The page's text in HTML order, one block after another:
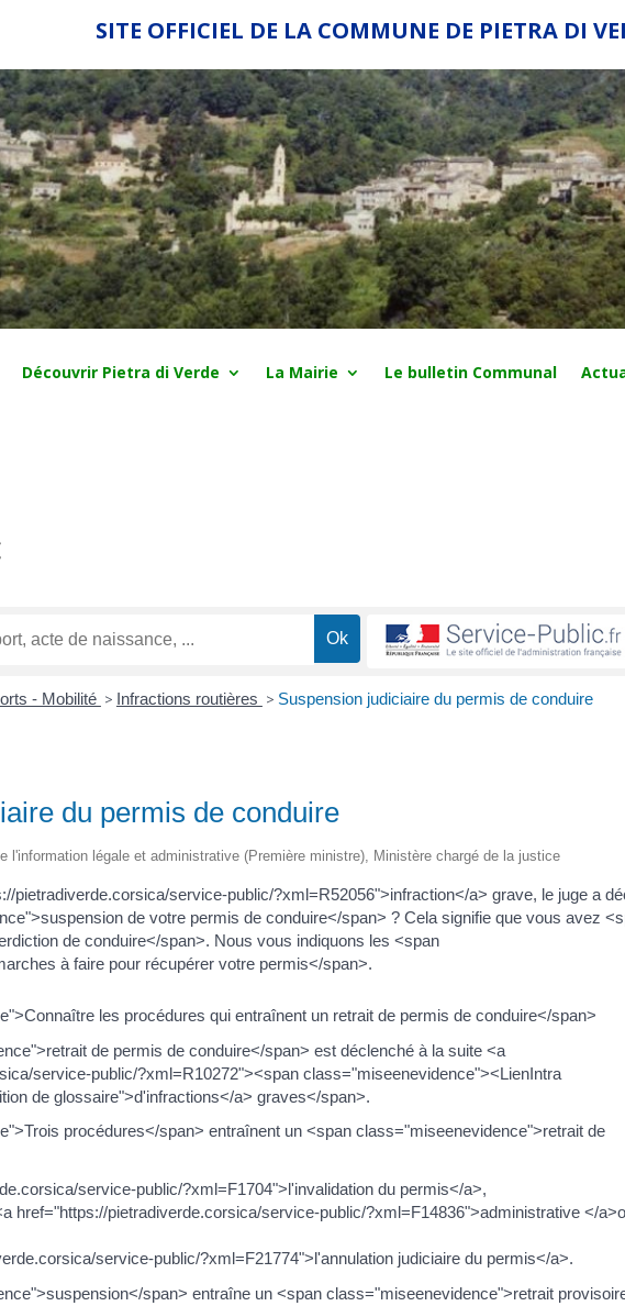
SITE OFFICIEL DE LA COMMUNE DE PIETRA DI
Découvrir Pietra di Verde La Mairie Le bulletin Communal
- Mobilité > Infractions routières > Suspension judiciaire du permis de conduire
du permis de conduire
l'information légale et administrative (Première ministre), Ministère chargé de la justice
pietradiverde.corsica/service-public/?xml=R52056">infraction</a> grave, le juge a
de votre permis de conduire</span> ? Cela signifie que vous avez
de conduire</span>. Nous vous indiquons les <span
à faire pour récupérer votre permis</span>.
les procédures qui entraînent un retrait de permis de conduire</span>
de permis de conduire</span> est déclenché à la suite <a
service-public/?xml=R10272"><span class="miseenevidence"><LienIntra
de glossaire">d'infractions</a> graves</span>.
procédures</span> entraînent un <span class="miseenevidence">retrait de
service-public/?xml=F1704">l'invalidation du permis</a>,
href="https://pietradiverde.corsica/service-public/?xml=F14836">administrative </
service-public/?xml=F21774">l'annulation judiciaire du permis</a>.
span> entraîne un <span class="miseenevidence">retrait